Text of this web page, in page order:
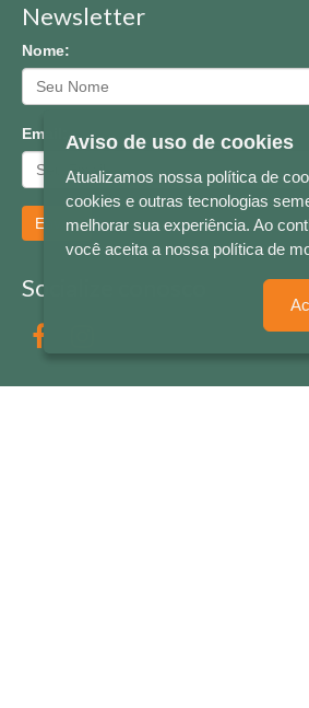
Newsletter
Nome:
Email:
Enviar
Socialize conosco
Aviso de uso de cookies
Atualizamos nossa política de
cookies e outras tecnologias
melhorar sua experiência. Ao
você aceita a nossa política de